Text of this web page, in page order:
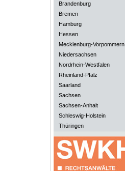
Brandenburg
Bremen
Hamburg
Hessen
Mecklenburg-Vorpommern
Niedersachsen
Nordrhein-Westfalen
Rheinland-Pfalz
Saarland
Sachsen
Sachsen-Anhalt
Schleswig-Holstein
Thüringen